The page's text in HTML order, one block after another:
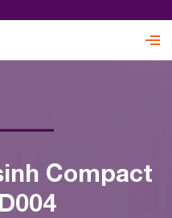
Compact